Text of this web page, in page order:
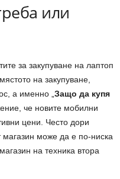
или
за закупуване на лаптоп
на закупуване,
а именно „ Защо да купя
че новите мобилни
цени. Често дори
магазин може да е по-ниска
на техника втора